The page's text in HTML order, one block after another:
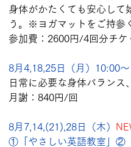
身体がかたくても安心して
う。※ヨガマットをご持参
参加費：2600円/4回分チケ
8月4,18,25日（月）10:00～
日常に必要な身体バランス
月謝：840円/回
8月7,14,(21),28日（木）
①「やさしい英語教室」②「